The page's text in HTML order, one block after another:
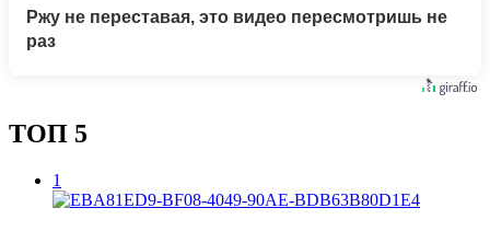
Ржу не переставая, это видео пересмотришь не
раз
ТОП 5
1